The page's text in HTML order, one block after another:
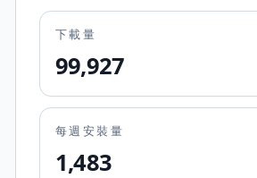
下載量
99,927
每週安裝量
1,483